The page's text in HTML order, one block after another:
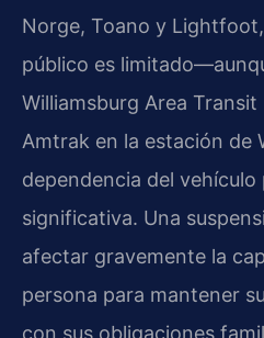
Norge, Toano y
público es
Williamsburg Area
Amtrak en la estación de
dependencia del
significativa. Una
afectar gravemente la
persona para mantener
con sus obligaciones